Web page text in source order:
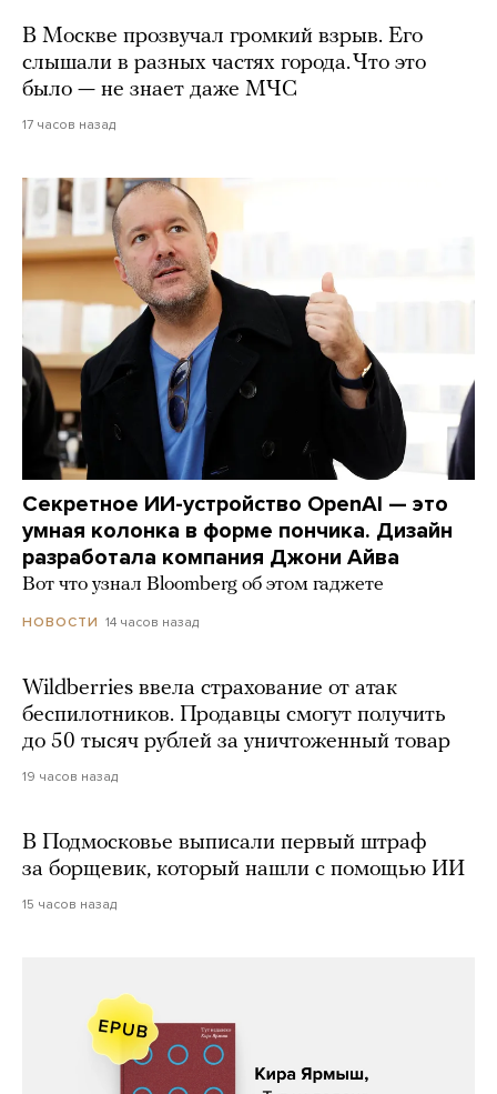
В Москве прозвучал громкий взрыв. Его
слышали в разных частях города. Что это
было — не знает даже МЧС
17 часов назад
Секретное ИИ-устройство OpenAI — это
умная колонка в форме пончика. Дизайн
разработала компания Джони Айва
Вот что узнал Bloomberg об этом гаджете
НОВОСТИ 14 часов назад
Wildberries ввела страхование от атак
беспилотников. Продавцы смогут получить
до 50 тысяч рублей за уничтоженный товар
19 часов назад
В Подмосковье выписали первый штраф
за борщевик, который нашли с помощью ИИ
15 часов назад